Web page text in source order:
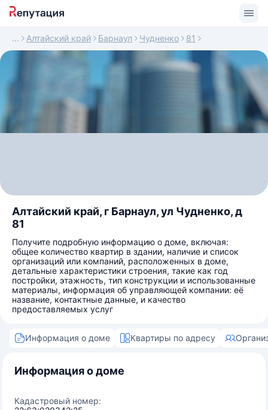
Алтайский край Барнаул Чудненко 81
Алтайский край, г Барнаул, ул Чудненко, д
81
Получите подробную информацию о доме, включая:
общее количество квартир в здании, наличие и список
организаций или компаний, расположенных в доме,
детальные характеристики строения, такие как год
постройки, этажность, тип конструкции и использованные
материалы, информация об управляющей компании: её
название, контактные данные, и качество
предоставляемых услуг
Информация о доме Квартиры по адресу
Информация о доме
Кадастровый номер: